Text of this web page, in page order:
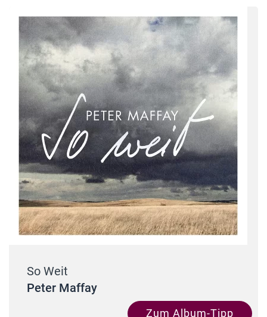
So Weit
Peter Maffay
Zum Album-Tipp